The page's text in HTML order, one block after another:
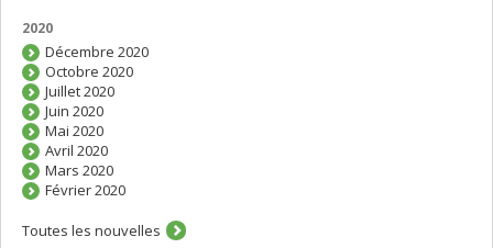
2020
Décembre 2020
Octobre 2020
Juillet 2020
Juin 2020
Mai 2020
Avril 2020
Mars 2020
Février 2020
Toutes les nouvelles